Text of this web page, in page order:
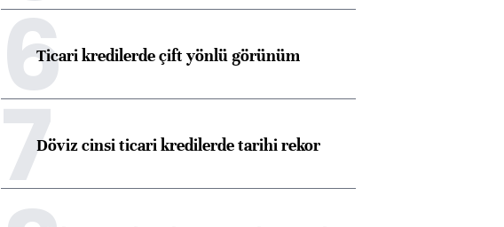
6Ticari kredilerde çift yönlü görünüm
7Döviz cinsi ticari kredilerde tarihi rekor